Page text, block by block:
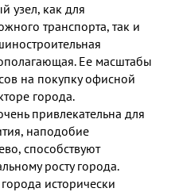
узел, как для
транспорта, так и
Ее масштабы
на покупку офисной
города.
привлекательна для
наподобие
способствуют
росту города.
исторически